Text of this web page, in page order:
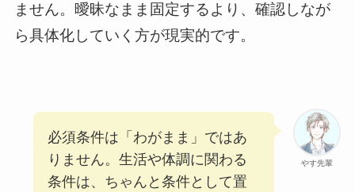
ません。曖昧なまま固定するより、確認しなが
ら具体化していく方が現実的です。
やす先輩
必須条件は「わがまま」ではあ
りません。生活や体調に関わる
条件は、ちゃんと条件として置